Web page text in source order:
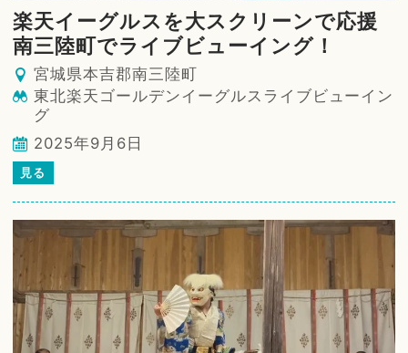
楽天イーグルスを大スクリーンで応援
南三陸町でライブビューイング！
宮城県本吉郡南三陸町
東北楽天ゴールデンイーグルスライブビューイン
グ
2025年9月6日
見る